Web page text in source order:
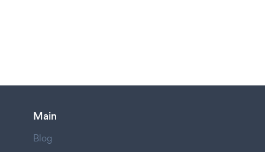
Main
Blog